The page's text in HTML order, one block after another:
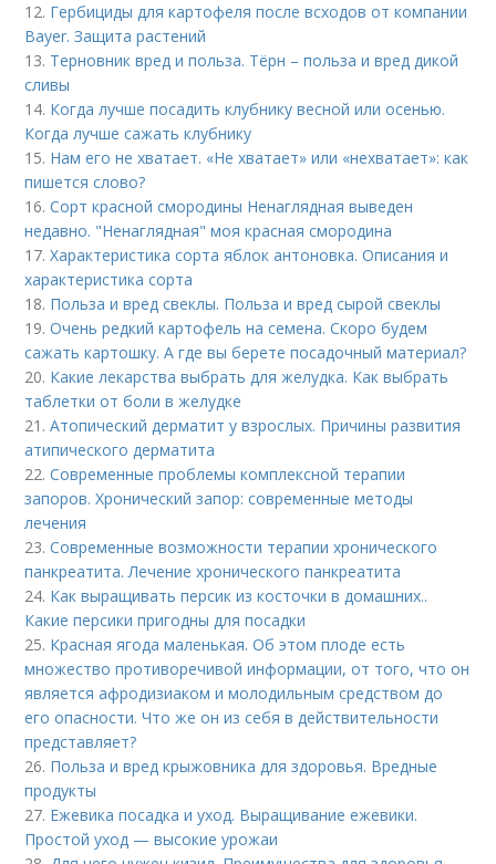
12. Гербициды для картофеля после всходов от компании
Bayer. Защита растений
13. Терновник вред и польза. Тёрн – польза и вред дикой
сливы
14. Когда лучше посадить клубнику весной или осенью.
Когда лучше сажать клубнику
15. Нам его не хватает. «Не хватает» или «нехватает»: как
пишется слово?
16.Сорт красной смородины Ненаглядная выведен
недавно. "Ненаглядная" моя красная смородина
17.Характеристика сорта яблок антоновка. Описания и
характеристика сорта
18. Польза и вред свеклы. Польза и вред сырой свеклы
19.Очень редкий картофель на семена. Скоро будем
сажать картошку. А где вы берете посадочный материал?
20. Какие лекарства выбрать для желудка. Как выбрать
таблетки от боли в желудке
21.Атопический дерматит у взрослых. Причины развития
атипического дерматита
22.Современные проблемы комплексной терапии
запоров. Хронический запор: современные методы
лечения
23.Современные возможности терапии хронического
панкреатита. Лечение хронического панкреатита
24. Как выращивать персик из косточки в домашних..
Какие персики пригодны для посадки
25. Красная ягода маленькая. Об этом плоде есть
множество противоречивой информации, от того, что он
является афродизиаком и молодильным средством до
его опасности. Что же он из себя в действительности
представляет?
26. Польза и вред крыжовника для здоровья. Вредные
продукты
27. Ежевика посадка и уход. Выращивание ежевики.
Простой уход — высокие урожаи